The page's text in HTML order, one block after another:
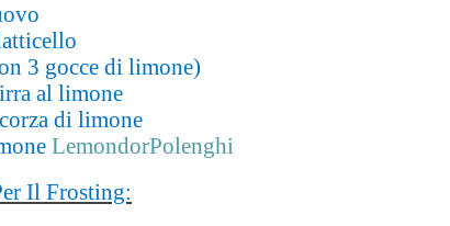
3 gocce di limone)
al limone
di limone
LemondorPolenghi
Il Frosting: